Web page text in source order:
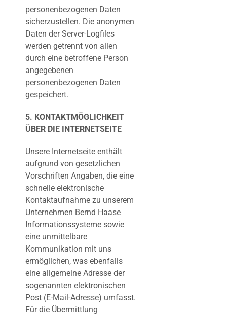
personenbezogenen Daten
sicherzustellen. Die anonymen
Daten der Server-Logfiles
werden getrennt von allen
durch eine betroffene Person
angegebenen
personenbezogenen Daten
gespeichert.
5. KONTAKTMÖGLICHKEIT
ÜBER DIE INTERNETSEITE
Unsere Internetseite enthält
aufgrund von gesetzlichen
Vorschriften Angaben, die eine
schnelle elektronische
Kontaktaufnahme zu unserem
Unternehmen Bernd Haase
Informationssysteme sowie
eine unmittelbare
Kommunikation mit uns
ermöglichen, was ebenfalls
eine allgemeine Adresse der
sogenannten elektronischen
Post (E-Mail-Adresse) umfasst.
Für die Übermittlung